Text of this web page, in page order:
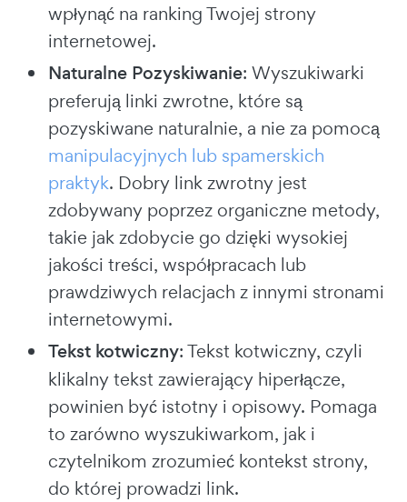
wpłynąć na ranking Twojej strony
internetowej.
Naturalne Pozyskiwanie: Wyszukiwarki
preferują linki zwrotne, które są
pozyskiwane naturalnie, a nie za pomocą
manipulacyjnych lub spamerskich
praktyk. Dobry link zwrotny jest
zdobywany poprzez organiczne metody,
takie jak zdobycie go dzięki wysokiej
jakości treści, współpracach lub
prawdziwych relacjach z innymi stronami
internetowymi.
Tekst kotwiczny: Tekst kotwiczny, czyli
klikalny tekst zawierający hiperłącze,
powinien być istotny i opisowy. Pomaga
to zarówno wyszukiwarkom, jak i
czytelnikom zrozumieć kontekst strony,
do której prowadzi link.